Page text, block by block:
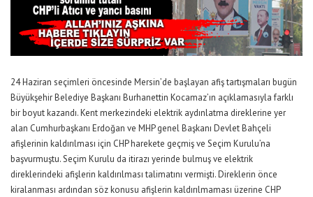
24 Haziran seçimleri öncesinde Mersin’de başlayan afiş tartışmaları bugün
Büyükşehir Belediye Başkanı Burhanettin Kocamaz’ın açıklamasıyla farklı
bir boyut kazandı. Kent merkezindeki elektrik aydınlatma direklerine yer
alan Cumhurbaşkanı Erdoğan ve MHP genel Başkanı Devlet Bahçeli
afişlerinin kaldırılması için CHP harekete geçmiş ve Seçim Kurulu’na
başvurmuştu. Seçim Kurulu da itirazı yerinde bulmuş ve elektrik
direklerindeki afişlerin kaldırılması talimatını vermişti. Direklerin önce
kiralanması ardından söz konusu afişlerin kaldırılmaması üzerine CHP